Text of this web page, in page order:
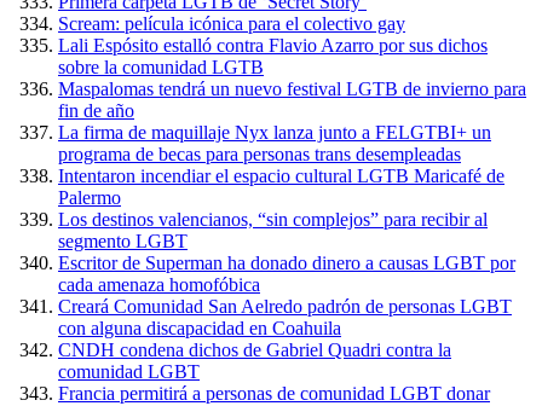
Scream: película icónica para el colectivo gay
Lali Espósito estalló contra Flavio Azarro por sus dichos
sobre la comunidad LGTB
Maspalomas tendrá un nuevo festival LGTB de invierno para
fin de año
La firma de maquillaje Nyx lanza junto a FELGTBI+ un
programa de becas para personas trans desempleadas
Intentaron incendiar el espacio cultural LGTB Maricafé de
Palermo
Los destinos valencianos, “sin complejos” para recibir al
segmento LGBT
Escritor de Superman ha donado dinero a causas LGBT por
cada amenaza homofóbica
Creará Comunidad San Aelredo padrón de personas LGBT
con alguna discapacidad en Coahuila
CNDH condena dichos de Gabriel Quadri contra la
comunidad LGBT
Francia permitirá a personas de comunidad LGBT donar